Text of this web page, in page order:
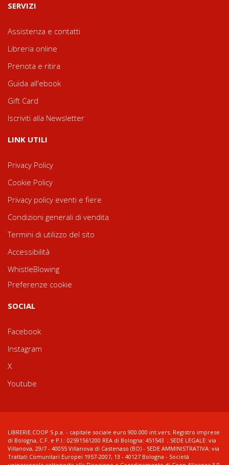
SERVIZI
Assistenza e contatti
Libreria online
Prenota e ritira
Guida all'ebook
Gift Card
Iscriviti alla Newsletter
LINK UTILI
Privacy Policy
Cookie Policy
Privacy policy eventi e fiere
Condizioni generali di vendita
Termini di utilizzo del sito
Accessibilità
WhistleBlowing
Preferenze cookie
SOCIAL
Facebook
Instagram
X
Youtube
LIBRERIE.COOP S.p.a. - capitale sociale euro 900.000 int.vers. Registro imprese
di Bologna, C.F. e P.I.: 02591561200 REA di Bologna: 451543 ; SEDE LEGALE: via
Villanova, 29/7 - 40055 Villanova di Castenaso (BO) - SEDE AMMINISTRATIVA: via
Trattati Comunitari Europei 1957-2007, 13 - 40127 Bologna - Società